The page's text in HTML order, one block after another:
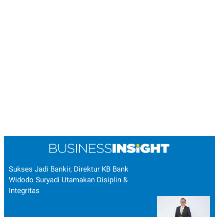
Sukses Jadi Bankir, Direktur KB Bank
Widodo Suryadi Utamakan Disiplin &
Integritas